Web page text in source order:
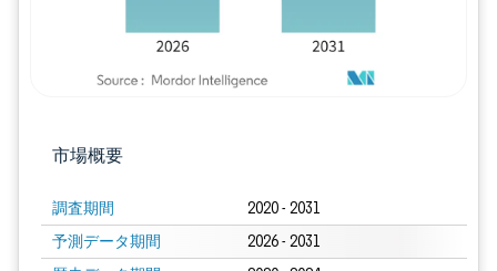
市場概要
調査期間 2020 - 2031
予測データ期間 2026 - 2031